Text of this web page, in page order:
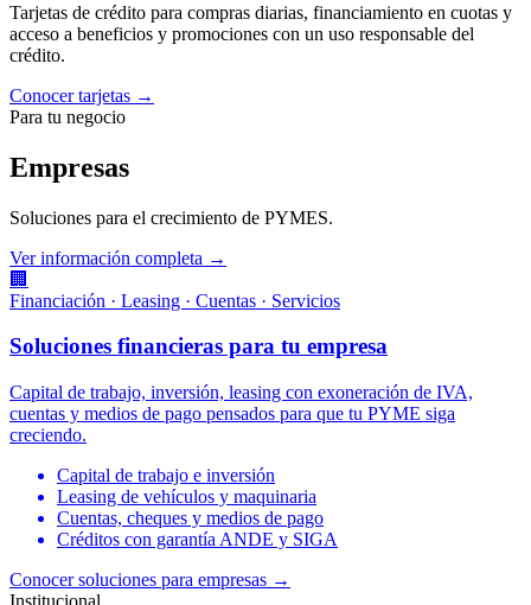
Tarjetas de crédito para compras diarias, financiamiento en cuotas y
acceso a beneficios y promociones con un uso responsable del
crédito.
Conocer tarjetas →
Para tu negocio
Empresas
Soluciones para el crecimiento de PYMES.
Ver información completa →
🏢
Financiación · Leasing · Cuentas · Servicios
Soluciones financieras para tu empresa
Capital de trabajo, inversión, leasing con exoneración de IVA,
cuentas y medios de pago pensados para que tu PYME siga
creciendo.
Capital de trabajo e inversión
Leasing de vehículos y maquinaria
Cuentas, cheques y medios de pago
Créditos con garantía ANDE y SIGA
Conocer soluciones para empresas →
Institucional